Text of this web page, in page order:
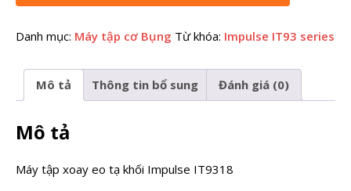
Danh mục: Máy tập cơ Bụng Từ khóa: Impulse IT93 series
Mô tả Thông tin bổ sung Đánh giá (0)
Mô tả
Máy tập xoay eo tạ khối Impulse IT9318